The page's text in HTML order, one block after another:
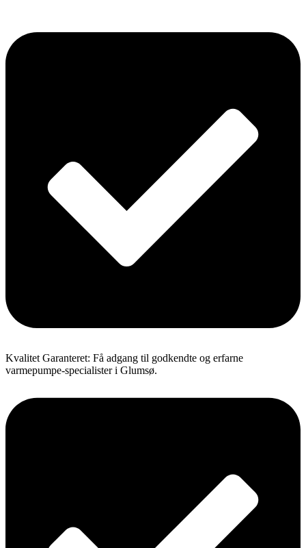
Kvalitet Garanteret: Få adgang til godkendte og erfarne
varmepumpe-specialister i Glumsø.